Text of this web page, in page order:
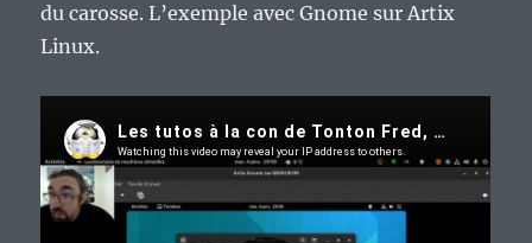
du carosse. L’exemple avec Gnome sur Artix
Linux.